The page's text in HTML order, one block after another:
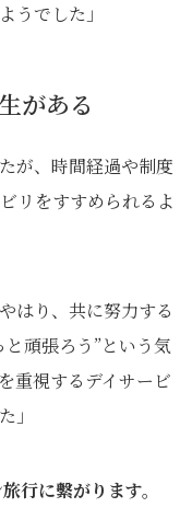
うでした」
がある
が、時間経過や制度
リをすすめられるよ
はり、共に努力する
頑張ろう”という気
重視するデイサービ
」
行に繫がります。